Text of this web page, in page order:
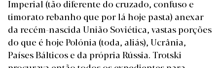
Imperial (tão diferente do cruzado, confuso e
timorato rebanho que por lá hoje pasta) anexar
da recém-nascida União Soviética, vastas porções
do que é hoje Polónia (toda, aliás), Ucrânia,
Países Bálticos e da própria Rússia. Trotski